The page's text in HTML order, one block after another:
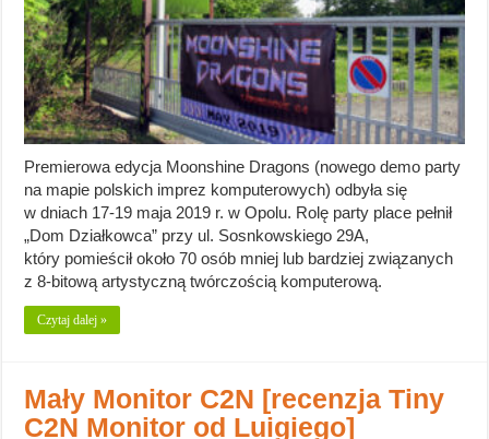
Premierowa edycja Moonshine Dragons (nowego demo party
na mapie polskich imprez komputerowych) odbyła się
w dniach 17-19 maja 2019 r. w Opolu. Rolę party place pełnił
„Dom Działkowca” przy ul. Sosnkowskiego 29A,
który pomieścił około 70 osób mniej lub bardziej związanych
z 8-bitową artystyczną twórczością komputerową.
Czytaj dalej »
Mały Monitor C2N [recenzja Tiny
C2N Monitor od Luigiego]